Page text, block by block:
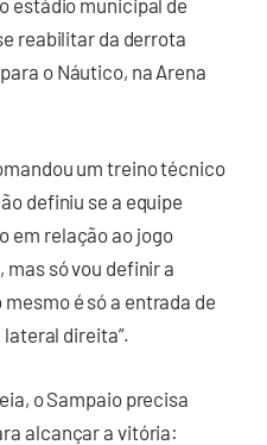
reabilitar da derrota
o Náutico, na Arena
um treino técnico
definiu se a equipe
em relação ao jogo
só vou definir a
é só a entrada de
lateral direita”.
o Sampaio precisa
alcançar a vitória: